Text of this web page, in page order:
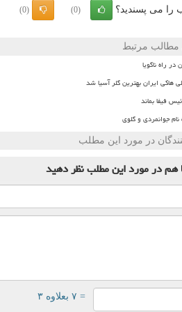
را می پسندید؟ (0)
(0)
مطالب مرتبط
در راه ناگویا
هاکی ایران بهترین گلر آسیا شد
فیفا بماند
نام جوانمردی و گلوی
در مورد این مطلب
همدر مورد این مطلبنظر دهید
= ۷ بعلاوه ۳